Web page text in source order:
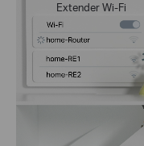
Extender Wi-Fi